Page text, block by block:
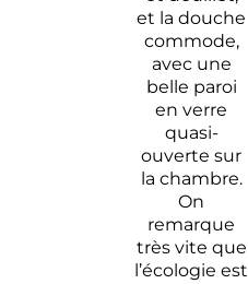
et la douche
commode,
avec une
belle paroi
en verre
quasi-
ouverte sur
la chambre.
On
remarque
très vite que
l’écologie est